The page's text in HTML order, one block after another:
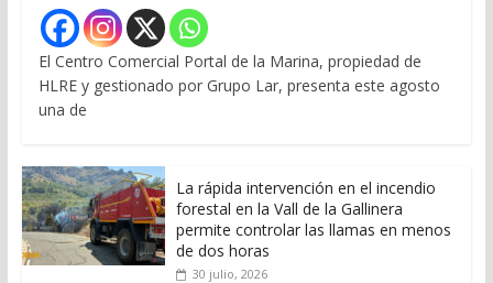
El Centro Comercial Portal de la Marina, propiedad de
HLRE y gestionado por Grupo Lar, presenta este agosto
una de
La rápida intervención en el incendio
forestal en la Vall de la Gallinera
permite controlar las llamas en menos
de dos horas
30 julio, 2026